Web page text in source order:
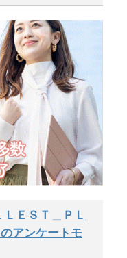
ＬＥＳＴ＿ＰＬ
アンケートモ